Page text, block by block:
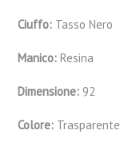
Ciuffo: Tasso Nero
Manico:Resina
Dimensione: 92
Colore: Trasparente